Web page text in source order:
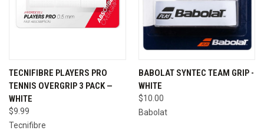
TECNIFIBRE PLAYERS PRO
TENNIS OVERGRIP 3 PACK —
WHITE
$9.99
Tecnifibre
BABOLAT SYNTEC TEAM GRIP -
WHITE
$10.00
Babolat